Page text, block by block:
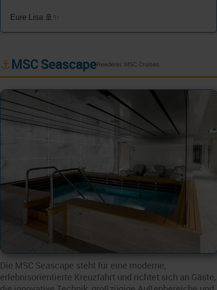
Eure Lisa 🚢✨
⚓MSC SeascapeReederei: MSC Cruises
Die MSC Seascape steht für eine moderne,
erlebnisorientierte Kreuzfahrt und richtet sich an Gäste,